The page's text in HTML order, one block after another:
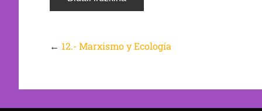
← 12.- Marxismo y Ecología